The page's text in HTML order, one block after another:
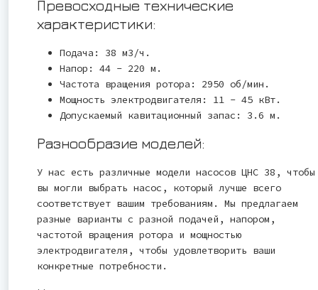
Превосходные технические
характеристики:
Подача: 38 м3/ч.
Напор: 44 - 220 м.
Частота вращения ротора: 2950 об/мин.
Мощность электродвигателя: 11 - 45 кВт.
Допускаемый кавитационный запас: 3.6 м.
Разнообразие моделей:
У нас есть различные модели насосов ЦНС 38, чтобы
вы могли выбрать насос, который лучше всего
соответствует вашим требованиям. Мы предлагаем
разные варианты с разной подачей, напором,
частотой вращения ротора и мощностью
электродвигателя, чтобы удовлетворить ваши
конкретные потребности.